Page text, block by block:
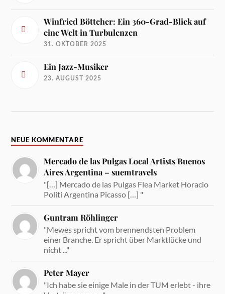
Winfried Böttcher: Ein 360-Grad-Blick auf
eine Welt in Turbulenzen
31. OKTOBER 2025
Ein Jazz-Musiker
23. AUGUST 2025
NEUE KOMMENTARE
Mercado de las Pulgas Local Artists Buenos
Aires Argentina – suemtravels
"[…] Mercado de las Pulgas Flea Market Horacio
Politi Argentina Picasso […] "
Guntram Röhlinger
"Mewes spricht vom brennendsten Problem
einer Branche. Er spricht über Marktlücke und
nicht ..."
Peter Mayer
"Ich habe sie einige Male in der TUM erlebt - ihre